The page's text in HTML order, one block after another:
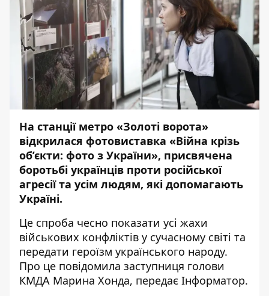
На станції метро «Золоті ворота»
відкрилася фотовиставка «Війна крізь
об’єкти: фото з України», присвячена
боротьбі українців проти російської
агресії та усім людям, які допомагають
Україні.
Це спроба чесно показати усі жахи
військових конфліктів у сучасному світі та
передати героїзм українського народу.
Про це повідомила заступниця голови
КМДА Марина Хонда, передає Інформатор.